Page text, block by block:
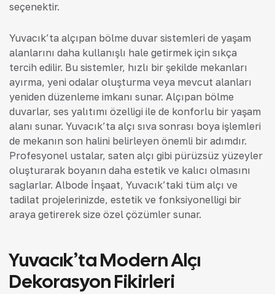
seçenektir.
Yuvacık’ta alçıpan bölme duvar sistemleri de yaşam
alanlarını daha kullanışlı hale getirmek için sıkça
tercih edilir. Bu sistemler, hızlı bir şekilde mekanları
ayırma, yeni odalar oluşturma veya mevcut alanları
yeniden düzenleme imkanı sunar. Alçıpan bölme
duvarlar, ses yalıtımı özelliği ile de konforlu bir yaşam
alanı sunar. Yuvacık’ta alçı sıva sonrası boya işlemleri
de mekanın son halini belirleyen önemli bir adımdır.
Profesyonel ustalar, saten alçı gibi pürüzsüz yüzeyler
oluşturarak boyanın daha estetik ve kalıcı olmasını
sağlarlar. Albode İnşaat, Yuvacık’taki tüm alçı ve
tadilat projelerinizde, estetik ve fonksiyonelliği bir
araya getirerek size özel çözümler sunar.
Yuvacık’ta Modern Alçı
Dekorasyon Fikirleri